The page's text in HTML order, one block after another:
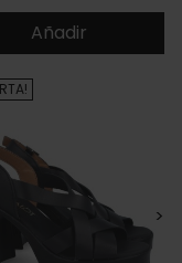
Añadir
>